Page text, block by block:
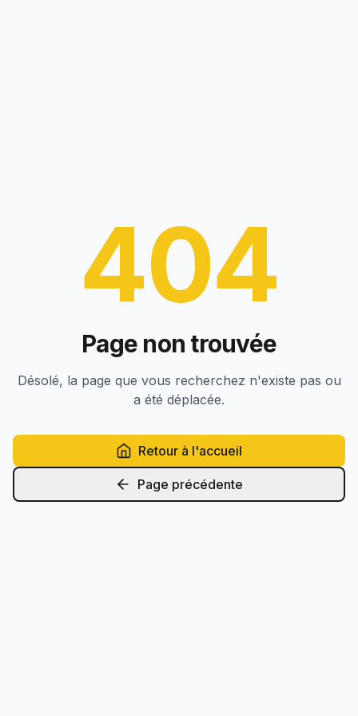
404
Page non trouvée
Désolé, la page que vous recherchez n'existe pas ou
a été déplacée.
Retour à l'accueil
Page précédente